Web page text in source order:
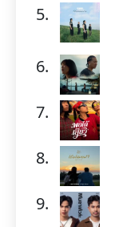
5.
6.
7.
8.
9.